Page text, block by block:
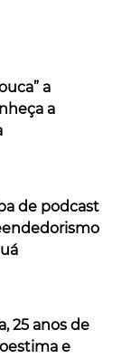
a
a
de podcast
25 anos de
e